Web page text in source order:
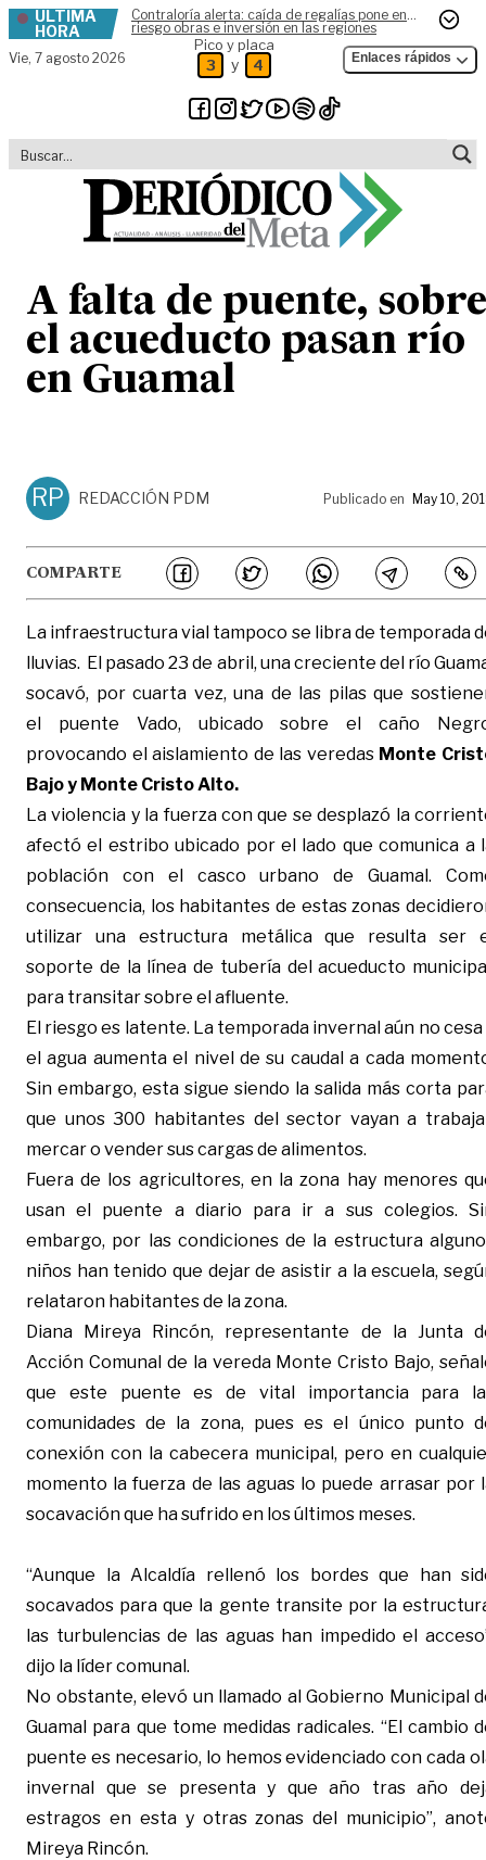
Skip to content
ÚLTIMA
HORA
Contraloría alerta: caída de regalías pone en
riesgo obras e inversión en las regiones
Vie, 7 agosto 2026
Pico y placa
3 y 4 Enlaces rápidos
A falta de puente, sobre
el acueducto pasan río
en Guamal
RP REDACCIÓN PDM Publicado en May 10,
COMPARTE
La infraestructura vial tampoco se libra de temporada
lluvias. El pasado 23 de abril, una creciente del río
socavó, por cuarta vez, una de las pilas que
el puente Vado, ubicado sobre el caño
provocando el aislamiento de las veredas Monte
Bajo y Monte Cristo Alto.
La violencia y la fuerza con que se desplazó la
afectó el estribo ubicado por el lado que comunica a
población con el casco urbano de Guamal.
consecuencia, los habitantes de estas zonas
utilizar una estructura metálica que resulta ser
soporte de la línea de tubería del acueducto
para transitar sobre el afluente.
El riesgo es latente. La temporada invernal aún no cesa
el agua aumenta el nivel de su caudal a cada
Sin embargo, esta sigue siendo la salida más corta
que unos 300 habitantes del sector vayan a
mercar o vender sus cargas de alimentos.
Fuera de los agricultores, en la zona hay menores
usan el puente a diario para ir a sus colegios.
embargo, por las condiciones de la estructura
niños han tenido que dejar de asistir a la escuela,
relataron habitantes de la zona.
Diana Mireya Rincón, representante de la Junta
Acción Comunal de la vereda Monte Cristo Bajo,
que este puente es de vital importancia para
comunidades de la zona, pues es el único punto
conexión con la cabecera municipal, pero en
momento la fuerza de las aguas lo puede arrasar por
socavación que ha sufrido en los últimos meses.
“Aunque la Alcaldía rellenó los bordes que han
socavados para que la gente transite por la
las turbulencias de las aguas han impedido el
dijo la líder comunal.
No obstante, elevó un llamado al Gobierno Municipal
Guamal para que tome medidas radicales. “El cambio
puente es necesario, lo hemos evidenciado con cada
invernal que se presenta y que año tras año
estragos en esta y otras zonas del municipio”,
Mireya Rincón.